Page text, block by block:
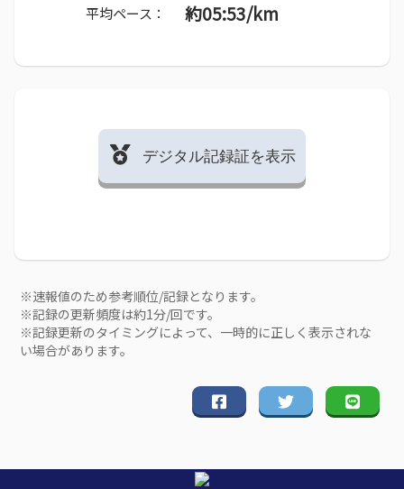
平均ペース： 約05:53/km
デジタル記録証を表示
※速報値のため参考順位/記録となります。
※記録の更新頻度は約1分/回です。
※記録更新のタイミングによって、一時的に正しく表示されな
い場合があります。